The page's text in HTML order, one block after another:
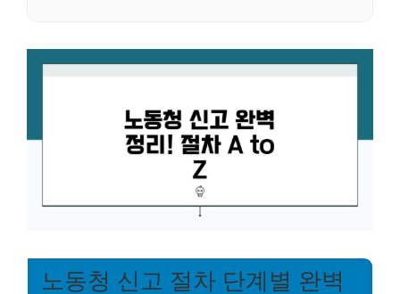
노동청 신고 절차 단계별 완벽